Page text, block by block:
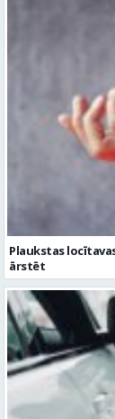
Plaukstas
ārstēt